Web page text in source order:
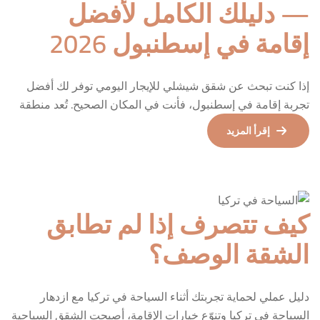
— دليلك الكامل لأفضل
إقامة في إسطنبول 2026
إذا كنت تبحث عن شقق شيشلي للإيجار اليومي توفر لك أفضل
تجربة إقامة في إسطنبول، فأنت في المكان الصحيح. تُعد منطقة
شيشلي واحدة من أكثر المناطق طلباً من قبل الزوار العرب في
إسطنبول، بفضل موقعها الاستراتيجي في قلب المدينة وقربها من
إقرأ المزيد
كيف تتصرف إذا لم تطابق
الشقة الوصف؟
دليل عملي لحماية تجربتك أثناء السياحة في تركيا مع ازدهار
السياحة في تركيا وتنوّع خيارات الإقامة، أصبحت الشقق السياحية